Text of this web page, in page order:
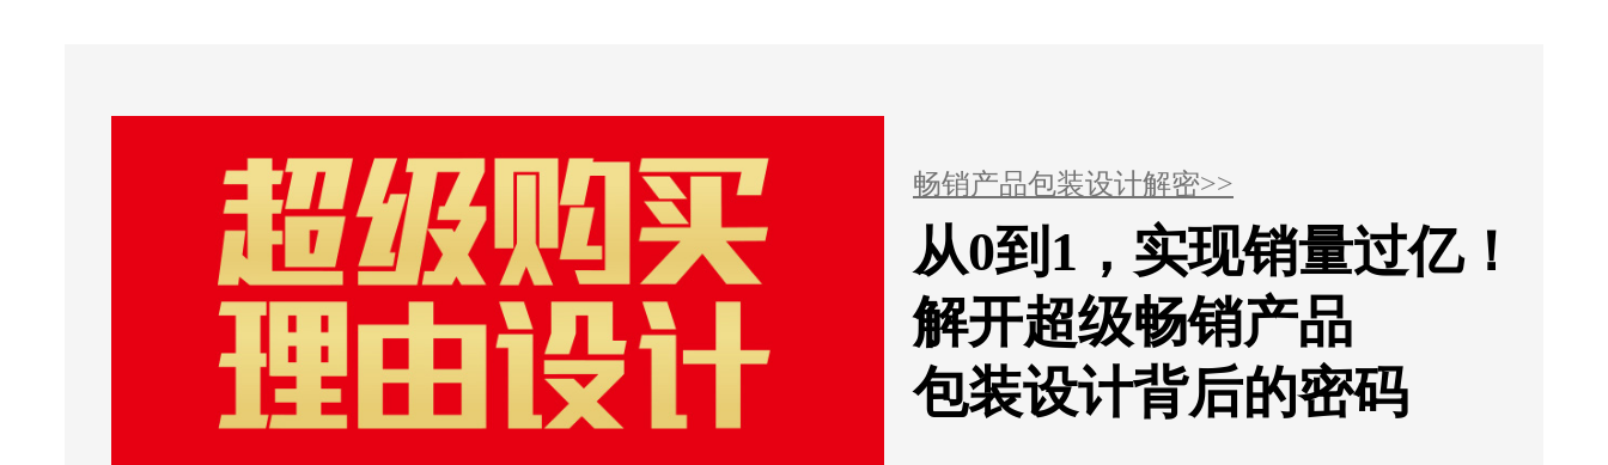
畅销产品包装设计解密>>
从0到1，实现销量过亿！
解开超级畅销产品
包装设计背后的密码